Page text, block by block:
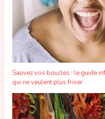
Sauvez vos boucles : le guide
qui ne veulent plus friser